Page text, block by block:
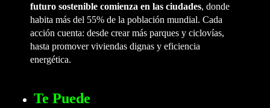
futuro sostenible comienza en las ciudades, donde
habita más del 55% de la población mundial. Cada
acción cuenta: desde crear más parques y ciclovías,
hasta promover viviendas dignas y eficiencia
energética.
Te Puede